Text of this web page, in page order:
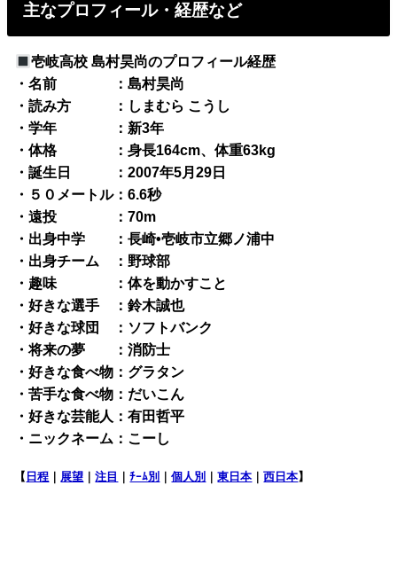
主なプロフィール・経歴など
壱岐高校 島村昊尚のプロフィール経歴
・名前 ：島村昊尚
・読み方 ：しまむら こうし
・学年 ：新3年
・体格 ：身長164cm、体重63kg
・誕生日 ：2007年5月29日
・５０メートル：6.6秒
・遠投 ：70m
・出身中学 ：長崎•壱岐市立郷ノ浦中
・出身チーム ：野球部
・趣味 ：体を動かすこと
・好きな選手 ：鈴木誠也
・好きな球団 ：ソフトバンク
・将来の夢 ：消防士
・好きな食べ物：グラタン
・苦手な食べ物：だいこん
・好きな芸能人：有田哲平
・ニックネーム：こーし
【 日程 ｜ 展望 ｜注目 ｜ﾁｰﾑ別 ｜個人別 ｜東日本 ｜西日本】